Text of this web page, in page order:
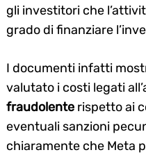
gli investitori che
grado di finanziare
I documenti infatti
valutato i costi legati
fraudolente rispetto ai
eventuali sanzioni
chiaramente che Meta